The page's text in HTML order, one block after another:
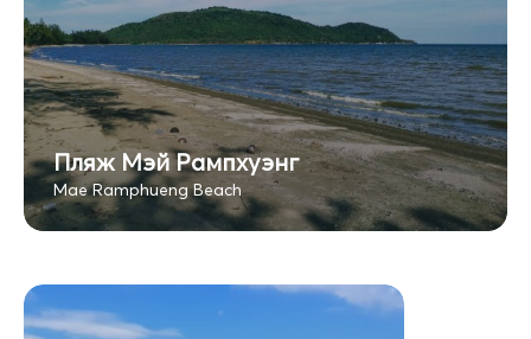
Пляж Мэй Рампхуэнг
Mae Ramphueng Beach